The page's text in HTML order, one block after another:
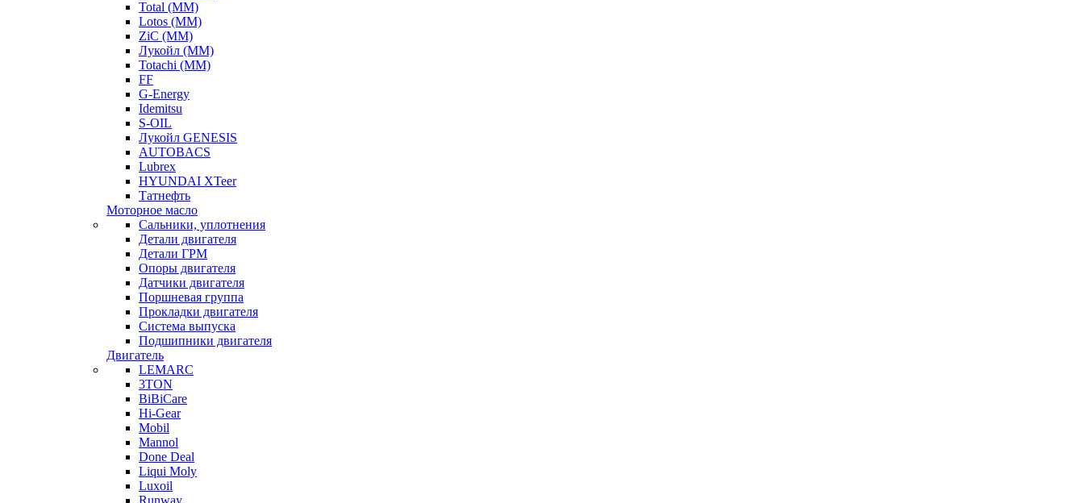
Total (ММ)
Lotos (ММ)
ZiC (ММ)
Лукойл (ММ)
Totachi (MM)
FF
G-Energy
Idemitsu
S-OIL
Лукойл GENESIS
AUTOBACS
Lubrex
HYUNDAI XTeer
Татнефть
Моторное масло
Сальники, уплотнения
Детали двигателя
Детали ГРМ
Опоры двигателя
Датчики двигателя
Поршневая группа
Прокладки двигателя
Система выпуска
Подшипники двигателя
Двигатель
LEMARC
3TON
BiBiCare
Hi-Gear
Mobil
Mannol
Done Deal
Liqui Moly
Luxoil
Runway